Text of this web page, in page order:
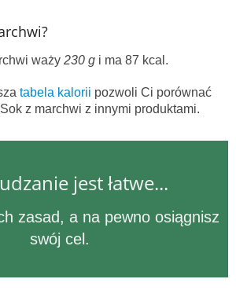
waży 230 g i ma 87 kcal.
tabela kalorii pozwoli Ci porównać
z marchwi z innymi produktami.
jest łatwe...
zasad, a na pewno osiągnisz
swój cel.